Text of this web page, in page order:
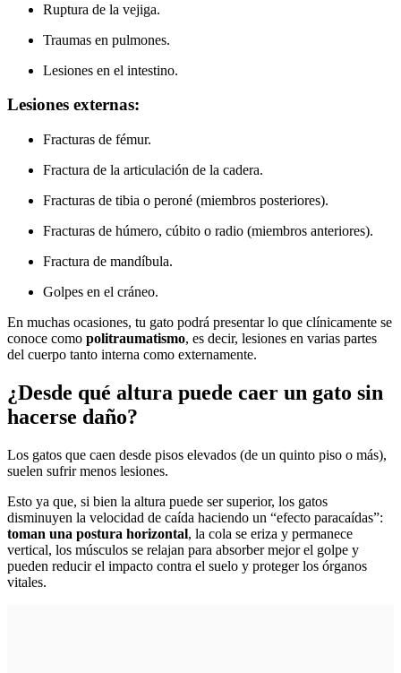
Ruptura de la vejiga.
Traumas en pulmones.
Lesiones en el intestino.
Lesiones externas:
Fracturas de fémur.
Fractura de la articulación de la cadera.
Fracturas de tibia o peroné (miembros posteriores).
Fracturas de húmero, cúbito o radio (miembros anteriores).
Fractura de mandíbula.
Golpes en el cráneo.
En muchas ocasiones, tu gato podrá presentar lo que clínicamente se
conoce como politraumatismo, es decir, lesiones en varias partes
del cuerpo tanto interna como externamente.
¿Desde qué altura puede caer un gato sin
hacerse daño?
Los gatos que caen desde pisos elevados (de un quinto piso o más),
suelen sufrir menos lesiones.
Esto ya que, si bien la altura puede ser superior, los gatos
disminuyen la velocidad de caída haciendo un “efecto paracaídas”:
toman una postura horizontal, la cola se eriza y permanece
vertical, los músculos se relajan para absorber mejor el golpe y
pueden reducir el impacto contra el suelo y proteger los órganos
vitales.